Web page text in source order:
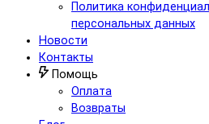
Политика
персональных данных
Новости
Контакты
Помощь
Оплата
Возвраты